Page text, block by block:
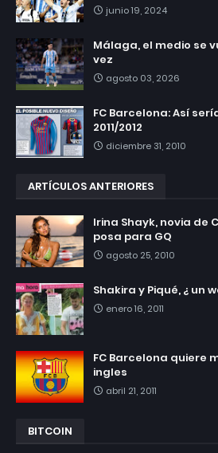
junio 19, 2024
Málaga, el medio se
vez
agosto 03, 2026
FC Barcelona: Así
2011/2012
diciembre 31, 2010
ARTÍCULOS ANTERIORES
Irina Shayk, novia de
posa para GQ
agosto 25, 2010
Shakira y Piqué, ¿ un
enero 16, 2011
FC Barcelona quiere
ingles
abril 21, 2011
BITCOIN